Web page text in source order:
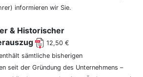
informieren wir Sie.
& Historischer
12,50 €
sämtliche bisherigen
seit der Gründung des Unternehmens –